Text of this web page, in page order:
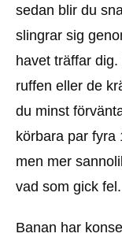
sedan blir du
slingrar sig
havet träffar
ruffen eller de
du minst
körbara par fyra
men mer
vad som gick fel.
Banan har